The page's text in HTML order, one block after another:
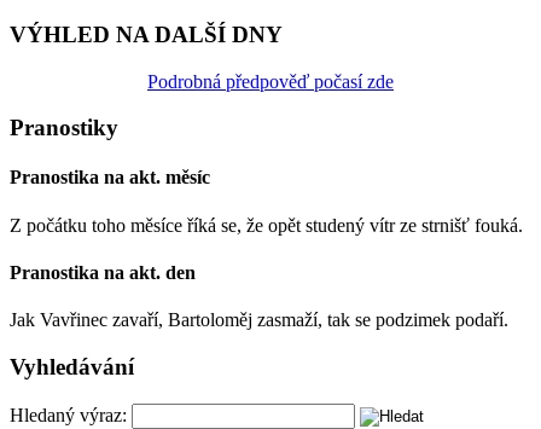
VÝHLED NA DALŠÍ DNY
Podrobná předpověď počasí zde
Pranostiky
Pranostika na akt. měsíc
Z počátku toho měsíce říká se, že opět studený vítr ze strnišť fouká.
Pranostika na akt. den
Jak Vavřinec zavaří, Bartoloměj zasmaží, tak se podzimek podaří.
Vyhledávání
Hledaný výraz: